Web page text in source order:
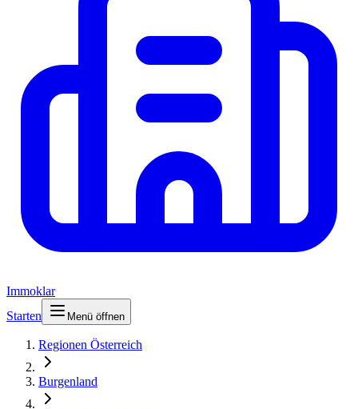
Immoklar
Starten
Menü öffnen
Regionen Österreich
Burgenland